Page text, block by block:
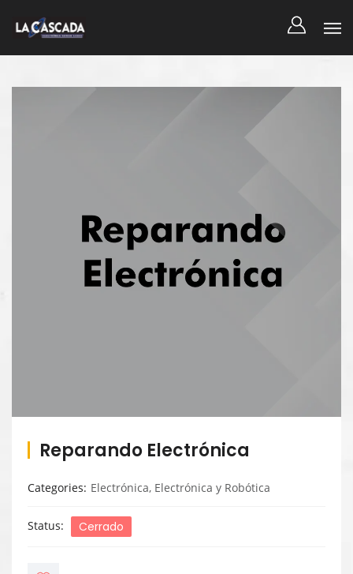
Reparando Electrónica
Categories Electrónica, Electrónica y Robótica
Status Cerrado